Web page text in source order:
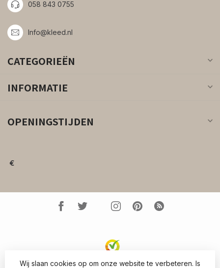
058 843 0755
Info@kleed.nl
CATEGORIEËN
INFORMATIE
OPENINGSTIJDEN
€
© Copyright 2026 Kleed.nl- Powered by Lightspeed-
Wij slaan cookies op om onze website te verbeteren. Is